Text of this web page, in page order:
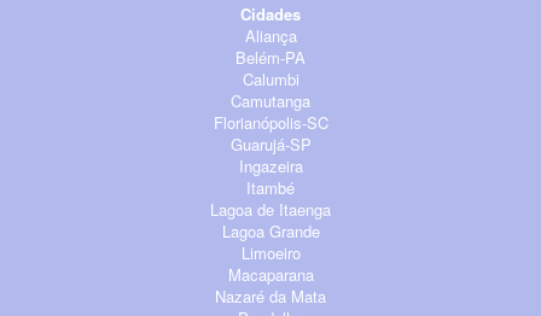
Cidades
Aliança
Belém-PA
Calumbi
Camutanga
Florianópolis-SC
Guarujá-SP
Ingazeira
Itambé
Lagoa de Itaenga
Lagoa Grande
Limoeiro
Macaparana
Nazaré da Mata